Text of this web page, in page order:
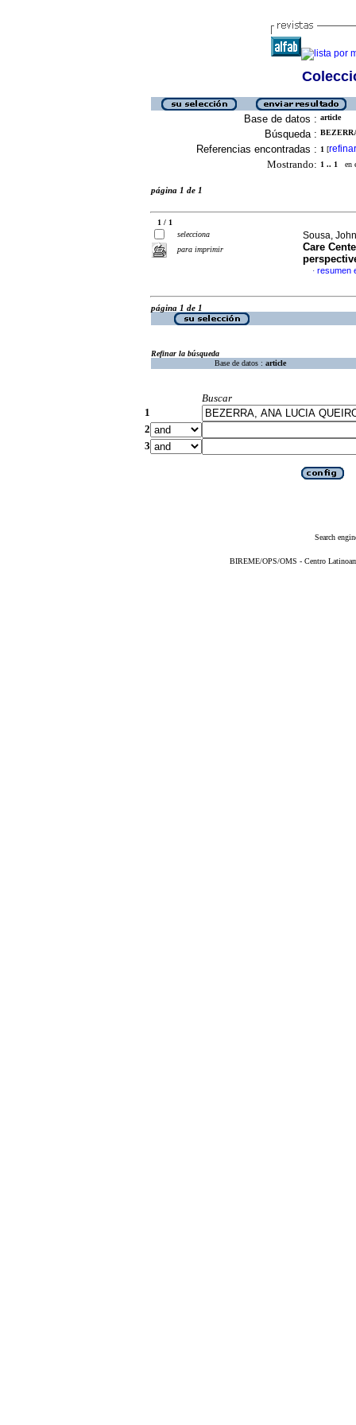
Base de datos : article
Búsqueda :
Referencias encontradas : 1 [refinar
Mostrando: 1 .. 1 en
página 1 de 1
1 / 1
selecciona
para imprimir
Sousa,
Care
· resumen
página 1 de 1
Refinar la búsqueda
Base de datos : article
Buscar
1
2
3
Search
BIREME/OPS/OMS - Centro